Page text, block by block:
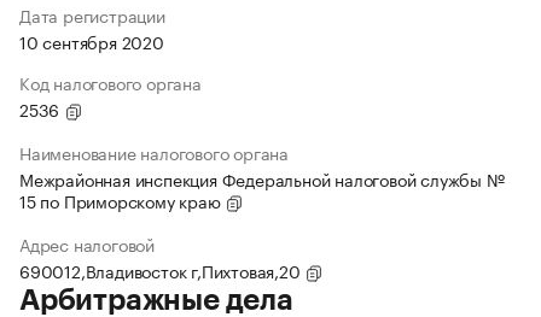
Дата регистрации
10 сентября 2020
Код налогового органа
2536
Наименование налогового органа
Межрайонная инспекция Федеральной налоговой службы №
15 по Приморскому краю
Адрес налоговой
690012,Владивосток г,Пихтовая,20
Арбитражные дела